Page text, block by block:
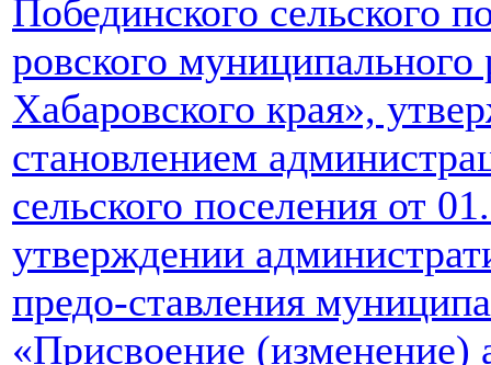
Побединского сельского
ровского муниципального
Хабаровского края»,
становлением
сельского поселения от
утверждении
предо-ставления
«Присвоение (изменение)